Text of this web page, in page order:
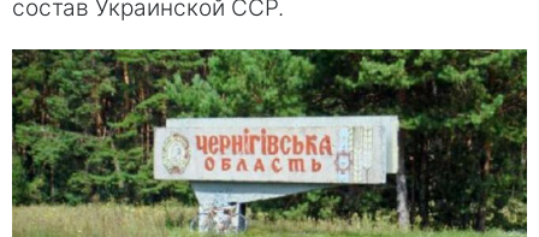
состав Украинской ССР.